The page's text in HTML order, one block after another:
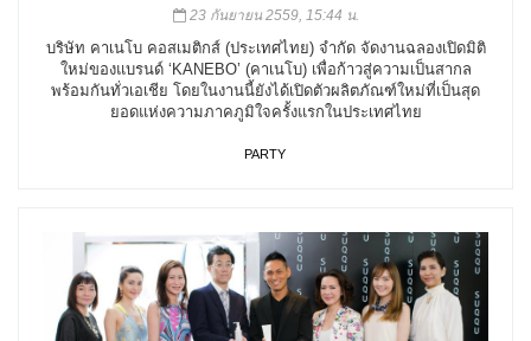
23 กันยายน 2559, 15:44 น.
บริษัท คาเนโบ คอสเมติกส์ (ประเทศไทย) จำกัด จัดงานฉลองเปิดมิติ
ใหม่ของแบรนด์ ‘KANEBO’ (คาเนโบ) เพื่อก้าวสู่ความเป็นสากล
พร้อมกันทั่วเอเชีย โดยในงานนี้ยังได้เปิดตัวผลิตภัณฑ์ใหม่ที่เป็นสุด
ยอดแห่งความภาคภูมิใจครั้งแรกในประเทศไทย
PARTY